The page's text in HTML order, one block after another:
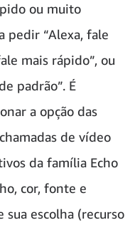
ou muito
pedir “Alexa, fale
mais rápido”, ou
padrão”. É
a opção das
de vídeo
da família Echo
cor, fonte e
sua escolha (recurso